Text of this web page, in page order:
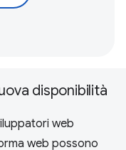
disponibilità
web
web possono